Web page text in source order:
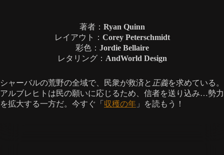
著者： Ryan Quinn
レイアウト： Corey Peterschmidt
彩色： Jordie Bellaire
レタリング： AndWorld Design
シャーバルの荒野の全域で、民衆が救済と 正義を求めている。
アルブレヒトは民の願いに応じるため、信者を送り込み…勢力
を拡大する一方だ。今すぐ「 収穫の年 」を読もう！